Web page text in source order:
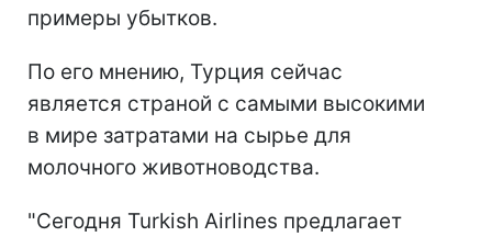
примеры убытков.
По его мнению, Турция сейчас
является страной с самыми высокими
в мире затратами на сырье для
молочного животноводства.
"Сегодня Turkish Airlines предлагает